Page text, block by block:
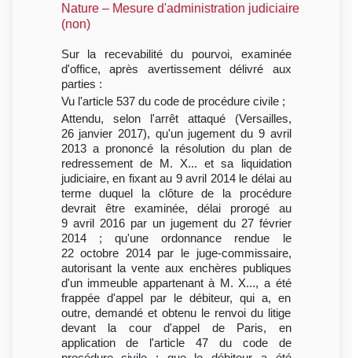
Nature – Mesure d'administration judiciaire
(non)
Sur la recevabilité du pourvoi, examinée
d'office, après avertissement délivré aux
parties :
Vu l'article 537 du code de procédure civile ;
Attendu, selon l'arrêt attaqué (Versailles,
26 janvier 2017), qu'un jugement du 9 avril
2013 a prononcé la résolution du plan de
redressement de M. X... et sa liquidation
judiciaire, en fixant au 9 avril 2014 le délai au
terme duquel la clôture de la procédure
devrait être examinée, délai prorogé au
9 avril 2016 par un jugement du 27 février
2014 ; qu'une ordonnance rendue le
22 octobre 2014 par le juge-commissaire,
autorisant la vente aux enchères publiques
d'un immeuble appartenant à M. X..., a été
frappée d'appel par le débiteur, qui a, en
outre, demandé et obtenu le renvoi du litige
devant la cour d'appel de Paris, en
application de l'article 47 du code de